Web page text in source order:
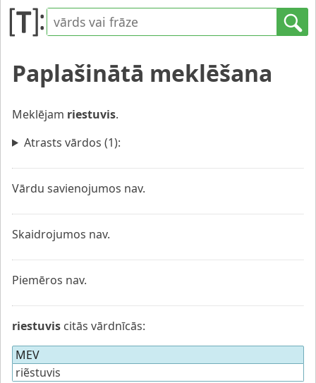
Paplašinātā meklēšana
Meklējam riestuvis.
Atrasts vārdos (1):
Vārdu savienojumos nav.
Skaidrojumos nav.
Piemēros nav.
riestuvis citās vārdnīcās:
MEV
riẽstuvis